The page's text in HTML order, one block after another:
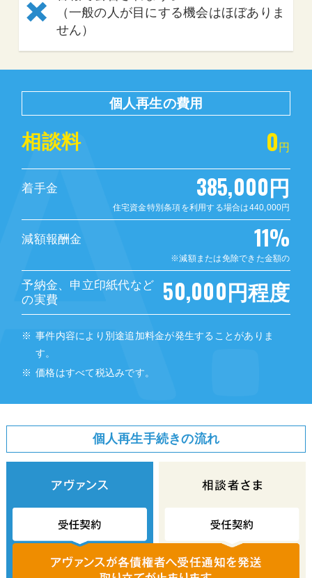
（一般の人が目にする機会はほぼありま
せん）
個人再生の費用
相談料 0 円
着手金 385,000円
住宅資金特別条項を利用する場合は440,000円
減額報酬金 11%
※減額または免除できた金額の
予納金、申立印紙代など
の実費
50,000円程度
事件内容により別途追加料金が発生することがありま
す。
価格はすべて税込みです。
個人再生手続きの流れ